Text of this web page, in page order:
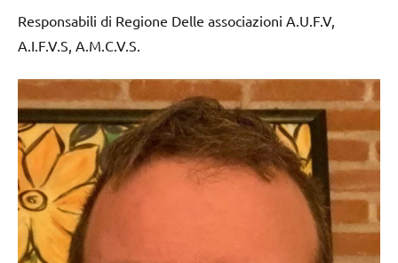
Responsabili di Regione Delle associazioni A.U.F.V,
A.I.F.V.S, A.M.C.V.S.